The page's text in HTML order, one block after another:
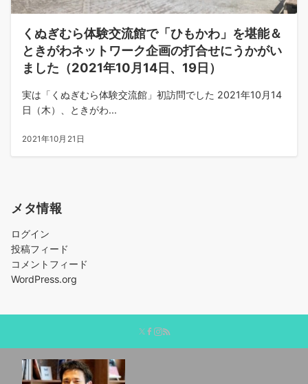
くぬぎむら体験交流館で「ひもかわ」を堪能＆
ときがわネットワーク企画の打合せにうかがい
ました（2021年10月14日、19日）
実は「くぬぎむら体験交流館」初訪問でした 2021年10月14
日（木）、ときがわ...
2021年10月21日
メタ情報
ログイン
投稿フィード
コメントフィード
WordPress.org